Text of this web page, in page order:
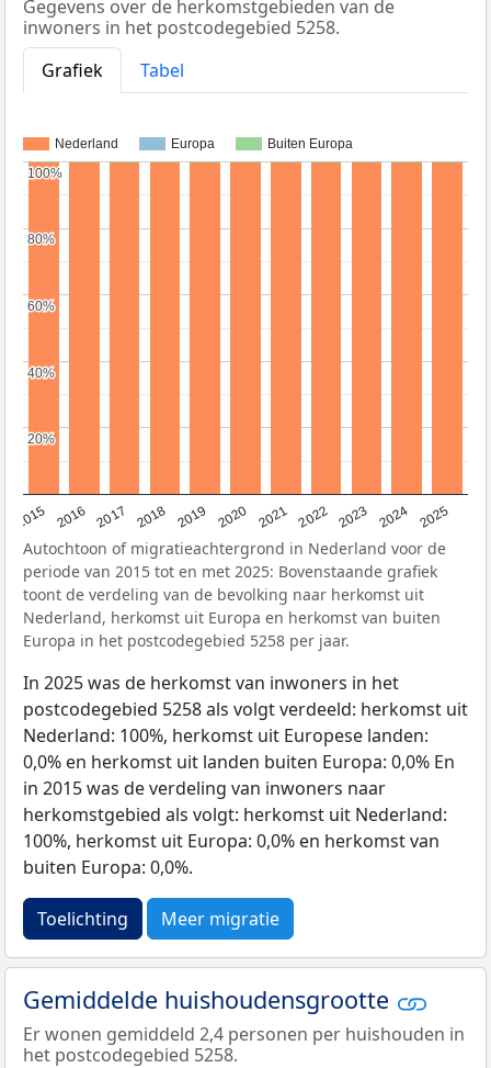
Gegevens over de herkomstgebieden van de
inwoners in het postcodegebied 5258.
Grafiek
Tabel
Nederland Europa Buiten Europa
2015 2016 2017 2018 2019 2020 2021 2022 2023 2024 2025
20%
20%
40%
40%
60%
60%
80%
80%
100%
100%
Autochtoon of migratieachtergrond in Nederland voor de
periode van 2015 tot en met 2025: Bovenstaande grafiek
toont de verdeling van de bevolking naar herkomst uit
Nederland, herkomst uit Europa en herkomst van buiten
Europa in het postcodegebied 5258 per jaar.
In 2025 was de herkomst van inwoners in het
postcodegebied 5258 als volgt verdeeld: herkomst uit
Nederland: 100%, herkomst uit Europese landen:
0,0% en herkomst uit landen buiten Europa: 0,0% En
in 2015 was de verdeling van inwoners naar
herkomstgebied als volgt: herkomst uit Nederland:
100%, herkomst uit Europa: 0,0% en herkomst van
buiten Europa: 0,0%.
Toelichting Meer migratie
Gemiddelde huishoudensgrootte
Er wonen gemiddeld 2,4 personen per huishouden in
het postcodegebied 5258.